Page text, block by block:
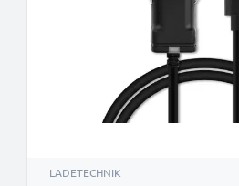
LADETECHNIK